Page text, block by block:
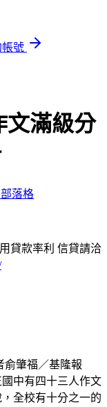
號
文滿級分
落格
貸款率利 信貸請洽
俞肇福／基隆報
中有四十三人作文
全校有十分之一的